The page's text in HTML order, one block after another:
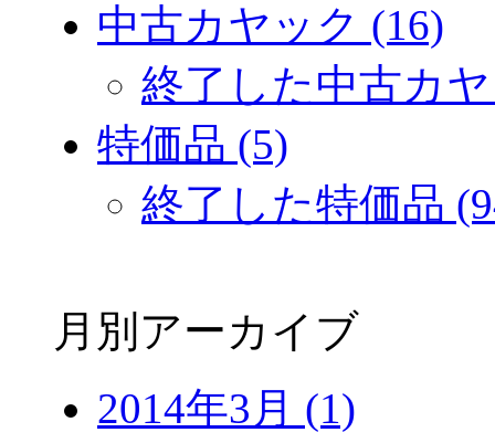
中古カヤック (16)
終了した中古カ
特価品 (5)
終了した特価品
月別アーカイブ
2014年3月 (1)